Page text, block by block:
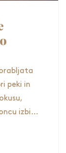
peki in
izbira